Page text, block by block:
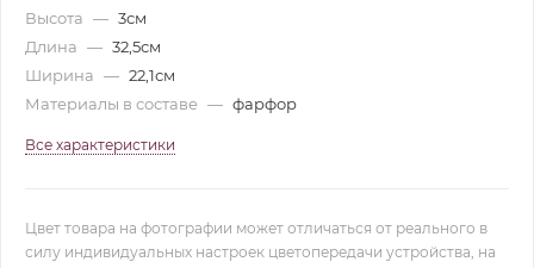
Высота — 3см
Длина — 32,5см
Ширина — 22,1см
Материалы в составе — фарфор
Все характеристики
Цвет товара на фотографии может отличаться от реального в
силу индивидуальных настроек цветопередачи устройства, на